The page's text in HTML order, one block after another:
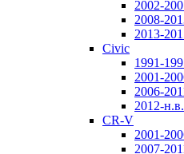
2002-
2008-
2013-
Civic
1991-
2001-
2006-
2012-н.в.
CR-V
2001-
2007-